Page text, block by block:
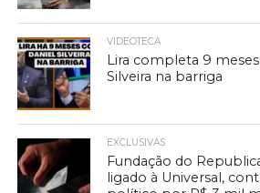
VIDEOTECA
Lira completa 9
Silveira na barriga
EXCLUSIVAS
Fundação do
ligado à Universal,